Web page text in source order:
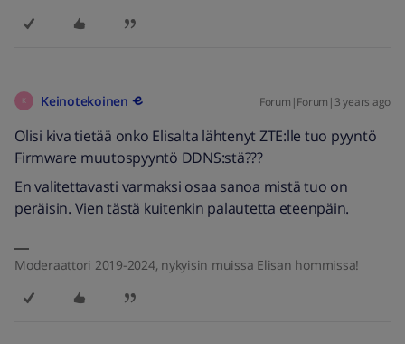
K Keinotekoinen Forum|Forum|3 years ago
Olisi kiva tietää onko Elisalta lähtenyt ZTE:lle tuo pyyntö
Firmware muutospyyntö DDNS:stä???
En valitettavasti varmaksi osaa sanoa mistä tuo on
peräisin. Vien tästä kuitenkin palautetta eteenpäin.
Moderaattori 2019-2024, nykyisin muissa Elisan hommissa!